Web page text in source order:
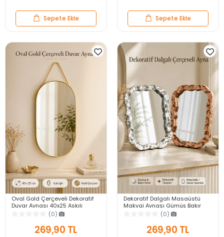
Sepete Ekle Sepete Ekle
Oval Gold Çerçeveli Dekoratif
Duvar Aynası 40x25 Askılı
Modern Salon Antre Banyo
Yatak Odası Aynası
(0)
269,90 TL
Dekoratif Dalgalı Masaüstü
Makyaj Aynası Gümüş Bakır
Çerçeveli Modern Yakın Duvar
(0)
269,90 TL